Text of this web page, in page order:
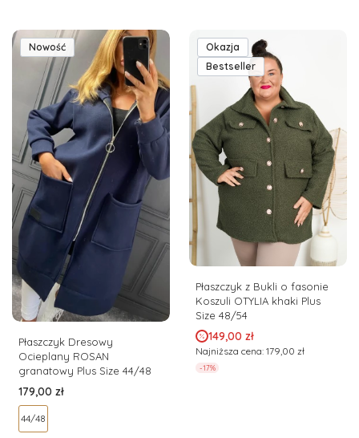
Nowość
Płaszczyk Dresowy
Ocieplany ROSAN
granatowy Plus Size 44/48
Cena
179,00 zł
44/48
Okazja
Bestseller
Płaszczyk z Bukli o fasonie
Koszuli OTYLIA khaki Plus
Size 48/54
Cena promocyjna
149,00 zł
Najniższa cena: 179,00 zł
-17%